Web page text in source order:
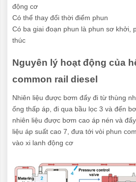
động cơ
Có thể thay đổi thời điểm phun
Có ba giai đoạn phun là phun sơ khởi,
thúc
Nguyên lý hoạt động của
common rail diesel
Nhiên liệu được bơm đẩy đi từ thùng
ống thấp áp, đi qua bầu lọc 3 và đến
nhiên liệu được bơm cao áp nén và
liệu áp suất cao 7, đưa tới vòi phun
vào xi lanh động cơ